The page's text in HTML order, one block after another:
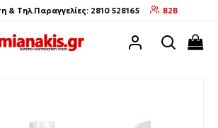
& Τηλ.Παραγγελίες: 2810 528165 B2B